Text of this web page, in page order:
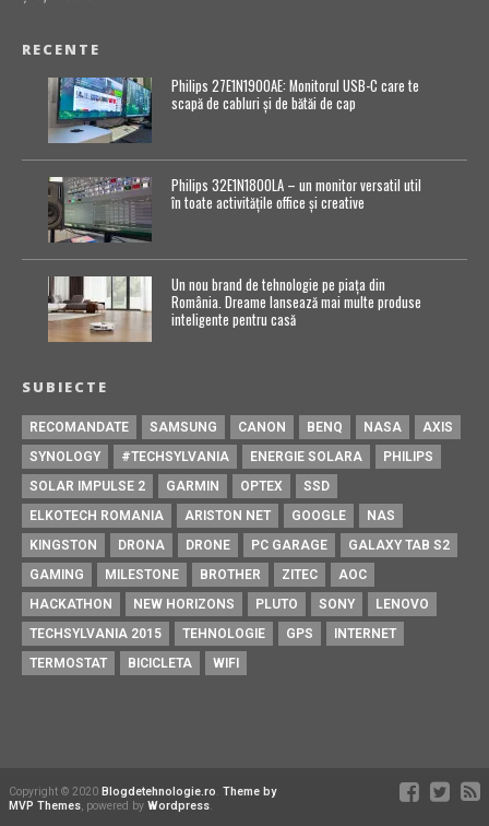
RECENTE
Philips 27E1N1900AE: Monitorul USB-C care te
scapă de cabluri și de bătăi de cap
Philips 32E1N1800LA – un monitor versatil util
în toate activitățile office și creative
Un nou brand de tehnologie pe piața din
România. Dreame lansează mai multe produse
inteligente pentru casă
SUBIECTE
RECOMANDATE SAMSUNG CANON BENQ NASA
AXIS
SYNOLOGY
#TECHSYLVANIA ENERGIE SOLARA
PHILIPS
SOLAR IMPULSE 2
GARMIN OPTEX
SSD
ELKOTECH ROMANIA
ARISTON NET GOOGLE
NAS
KINGSTON
DRONA DRONE PC GARAGE
GALAXY TAB S2
GAMING
MILESTONE BROTHER ZITEC
AOC
HACKATHON
NEW HORIZONS PLUTO SONY
LENOVO
TECHSYLVANIA 2015
TEHNOLOGIE GPS
INTERNET
TERMOSTAT
BICICLETA WIFI
Copyright © 2020 Blogdetehnologie.ro. Theme by
MVP Themes, powered by Wordpress.